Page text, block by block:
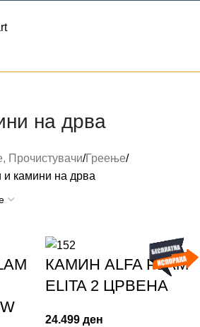
на дрва
Прочистувачи Греење
и камини на дрва
КАМИН ALFA PLAM
ELITA 2 ЦРВЕНА
24.499 ден